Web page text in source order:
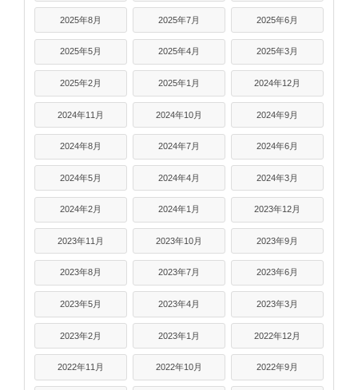
2025年8月 2025年7月 2025年6月
2025年5月 2025年4月 2025年3月
2025年2月 2025年1月 2024年12月
2024年11月 2024年10月 2024年9月
2024年8月 2024年7月 2024年6月
2024年5月 2024年4月 2024年3月
2024年2月 2024年1月 2023年12月
2023年11月 2023年10月 2023年9月
2023年8月 2023年7月 2023年6月
2023年5月 2023年4月 2023年3月
2023年2月 2023年1月 2022年12月
2022年11月 2022年10月 2022年9月